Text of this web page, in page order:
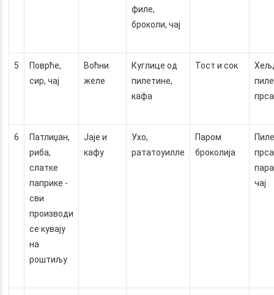
филе,
броколи, чај
5
Поврће,
сир, чај
Воћни
желе
Куглице од
пилетине,
кафа
Тост и сок
прса
6
Патлиџан,
риба,
слатке
паприке -
сви
производи
се кувају
на
роштиљу
Јаје и
кафу
Ухо,
рататоуилле
Паром
броколија
чај